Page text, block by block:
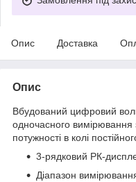
Опис Доставка
Опис
Вбудований цифровий
одночасного вимірювання
потужності в колі
3-рядковий РК-
Діапазон